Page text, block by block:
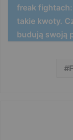
freak
takie kwoty.
budują swoją